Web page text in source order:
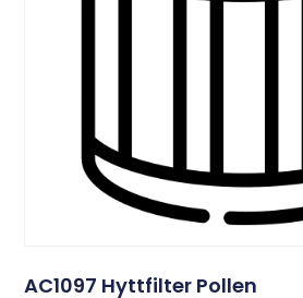
AC1097 Hyttfilter Pollen